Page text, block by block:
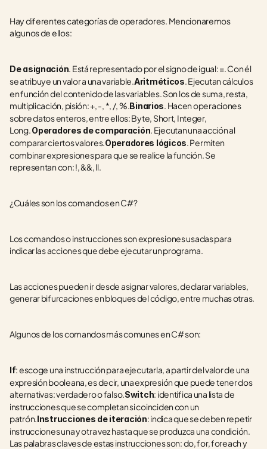
Hay diferentes categorías de operadores. Mencionaremos
algunos de ellos:
De asignación. Está representado por el signo de igual: =. Con él
se atribuye un valor a una variable.Aritméticos. Ejecutan cálculos
en función del contenido de las variables. Son los de suma, resta,
multiplicación, pisión: +, -, *, /, %.Binarios. Hacen operaciones
sobre datos enteros, entre ellos: Byte, Short, Integer,
Long. Operadores de comparación. Ejecutan una acción al
comparar ciertos valores.Operadores lógicos. Permiten
combinar expresiones para que se realice la función. Se
representan con: !, &&, ll.
¿Cuáles son los comandos en C#?
Los comandos o instrucciones son expresiones usadas para
indicar las acciones que debe ejecutar un programa.
Las acciones pueden ir desde asignar valores, declarar variables,
generar bifurcaciones en bloques del código, entre muchas otras.
Algunos de los comandos más comunes en C# son:
If: escoge una instrucción para ejecutarla, a partir del valor de una
expresión booleana, es decir, una expresión que puede tener dos
alternativas: verdadero o falso.Switch: identifica una lista de
instrucciones que se completan si coinciden con un
patrón.Instrucciones de iteración: indica que se deben repetir
instrucciones una y otra vez hasta que se produzca una condición.
Las palabras claves de estas instrucciones son: do, for, foreach y